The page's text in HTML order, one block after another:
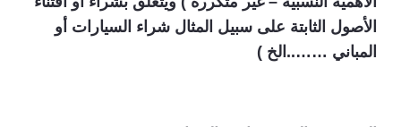
الأصول الثابتة على سبيل المثال شراء السيارات أو
المباني ……..الخ )